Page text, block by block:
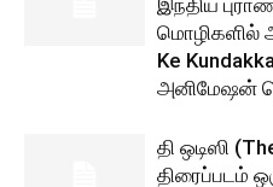
மொழிகளில்
Ke
அனிமேஷன்
தி ஒடிஸி
திரைப்படம்